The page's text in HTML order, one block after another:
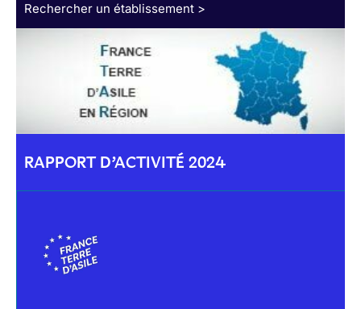
Rechercher un établissement >
RAPPORT D’ACTIVITÉ 2024